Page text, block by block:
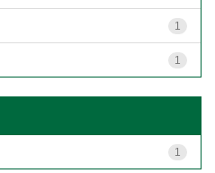
1
1
1